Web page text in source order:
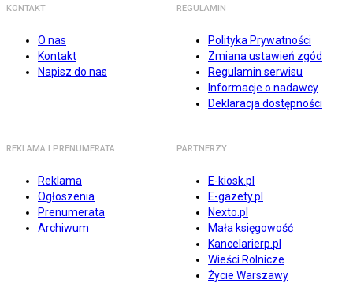
KONTAKT
O nas
Kontakt
Napisz do nas
REGULAMIN
Polityka Prywatności
Zmiana ustawień zgód
Regulamin serwisu
Informacje o nadawcy
Deklaracja dostępności
REKLAMA I PRENUMERATA
Reklama
Ogłoszenia
Prenumerata
Archiwum
PARTNERZY
E-kiosk.pl
E-gazety.pl
Nexto.pl
Mała księgowość
Kancelarierp.pl
Wieści Rolnicze
Życie Warszawy